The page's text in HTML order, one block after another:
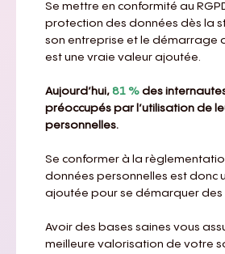
Se mettre en conformité au
protection des données dès la
son entreprise et le démarrage
est une vraie valeur ajoutée.
Aujourd’hui, 81 %des
préoccupés par l’utilisation de
personnelles.
Se conformer à la
données personnelles est donc
ajoutée pour se démarquer des
Avoir des bases saines vous
meilleure valorisation de votre